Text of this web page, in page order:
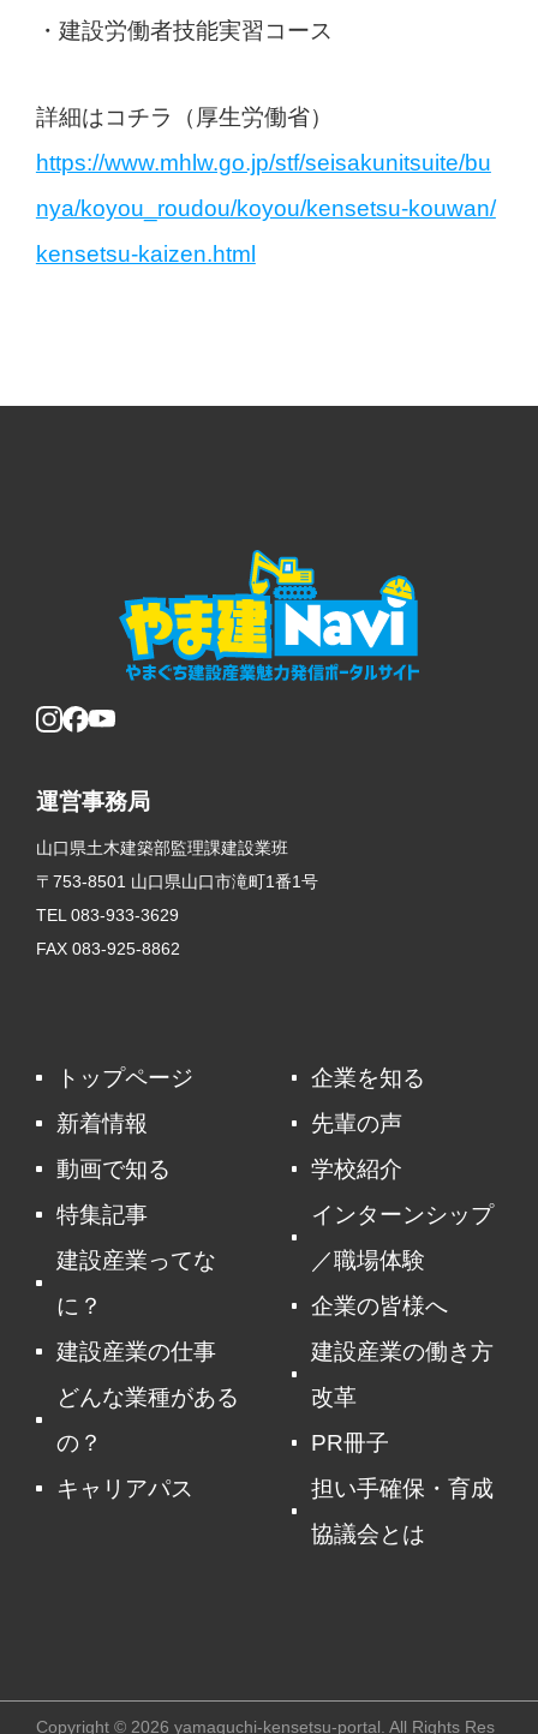
建設労働者技能実習コース
詳細はコチラ（厚生労働省）
https://www.mhlw.go.jp/stf/seisakunitsuite/bu
nya/koyou_roudou/koyou/kensetsu-kouwan/
kensetsu-kaizen.html
運営事務局
山口県土木建築部監理課建設業班
〒753-8501 山口県山口市滝町1番1号
TEL 083-933-3629
FAX 083-925-8862
トップページ
新着情報
動画で知る
特集記事
建設産業ってな
に？
建設産業の仕事
どんな業種がある
の？
キャリアパス
企業を知る
先輩の声
学校紹介
インターンシップ
／職場体験
企業の皆様へ
建設産業の働き方
改革
PR冊子
担い手確保・育成
協議会とは
Copyright © 2026 yamaguchi-kensetsu-portal. All Rights Res